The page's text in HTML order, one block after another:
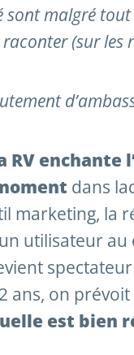
sont malgré
(sur les
RV enchante
dans
marketing, la
utilisateur
ans, on
est bien